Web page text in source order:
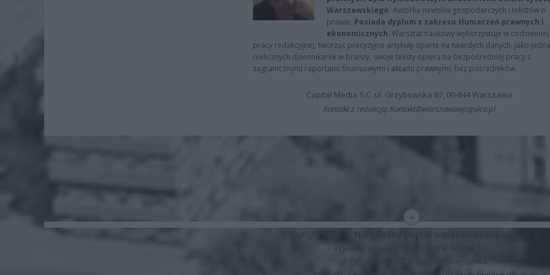
Warszawskiego. Autorka newsów gospodarczych i tekstów o
prawie. Posiada dyplom z zakresu tłumaczeń prawnych i
ekonomicznych. Warsztat naukowy wykorzystuje w codziennej
pracy redakcyjnej, tworząc precyzyjne artykuły oparte na twardych danych. Jako
nielicznych dziennikarek w branży, swoje teksty opiera na bezpośredniej pracy z
zagranicznymi raportami finansowymi i aktami prawnymi, bez pośredników.
Capital Media S.C. ul. Grzybowska 87, 00-844 Warszawa
Kontakt z redakcją: Kontakt@warszawawpigulce.pl
ul. Grzybowska 87, 00-844 Warszawa